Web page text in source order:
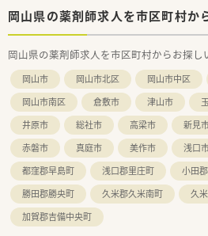
岡山県の薬剤師求人を市区町村か
岡山県の薬剤師求人を市区町村からお探し
岡山市 岡山市北区 岡山市中区
岡山市南区
倉敷市 津山市
井原市
総社市 高梁市 新見
赤磐市
真庭市 美作市 浅口
都窪郡早島町
浅口郡里庄町 小田
勝田郡勝央町
久米郡久米南町
久
加賀郡吉備中央町